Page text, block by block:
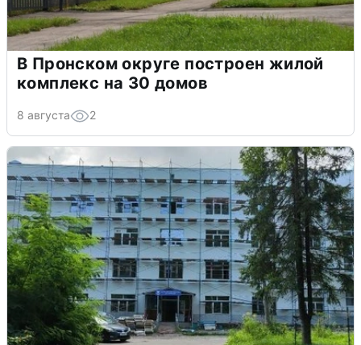
В Пронском округе построен жилой
комплекс на 30 домов
8 августа 2